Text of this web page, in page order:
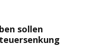
sollen